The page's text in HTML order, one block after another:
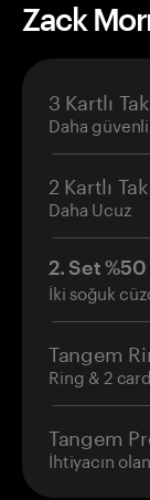
Zack
3 Kartlı
Daha güvenli
2 Kartlı
Daha Ucuz
2. Set
İki soğuk
Tangem
Ring & 2
Tangem
İhtiyacın